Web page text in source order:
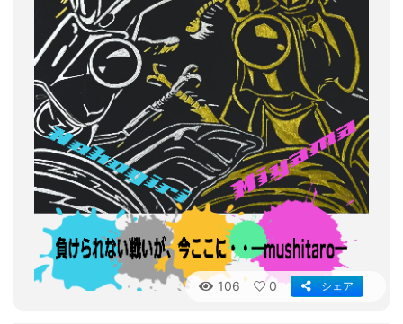
106 0 シェア